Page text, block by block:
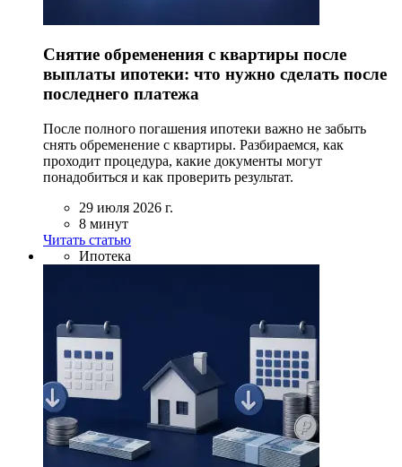
Снятие обременения с квартиры после
выплаты ипотеки: что нужно сделать после
последнего платежа
После полного погашения ипотеки важно не забыть
снять обременение с квартиры. Разбираемся, как
проходит процедура, какие документы могут
понадобиться и как проверить результат.
29 июля 2026 г.
8 минут
Читать статью
Ипотека